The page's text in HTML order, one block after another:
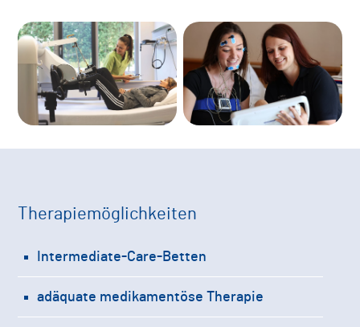
Therapiemöglichkeiten
Intermediate-Care-Betten
adäquate medikamentöse Therapie